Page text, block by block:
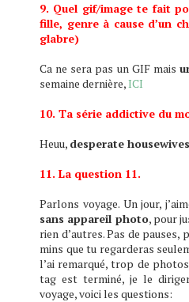
9. Quel gif/image te fait
fille, genre à cause d’un
glabre)
Ca ne sera pas un GIF mais
semaine dernière,ICI
10. Ta série addictive du
Heuu, desperate housewives
11. La question 11.
Parlons voyage. Un jour,
sans appareil photo, pour
rien d’autres. Pas de pauses,
mins que tu regarderas
l’ai remarqué, trop de
tag est terminé, je le
voyage, voici les questions: